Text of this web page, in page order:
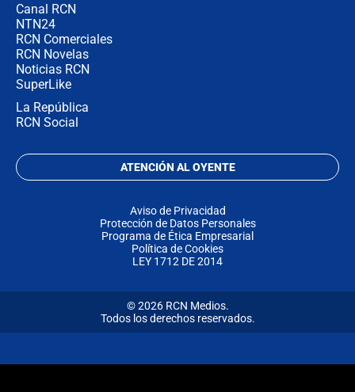
Canal RCN
NTN24
RCN Comerciales
RCN Novelas
Noticias RCN
SuperLike
La República
RCN Social
ATENCIÓN AL OYENTE
Aviso de Privacidad
Protección de Datos Personales
Programa de Ética Empresarial
Política de Cookies
LEY 1712 DE 2014
© 2026 RCN Medios.
Todos los derechos reservados.